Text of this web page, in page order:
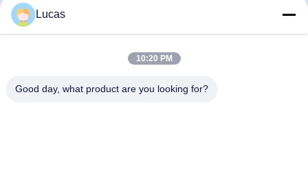
波溶接機
最高の価格を入手
Lucas
10:20 PM
Good day, what product are you looking for?